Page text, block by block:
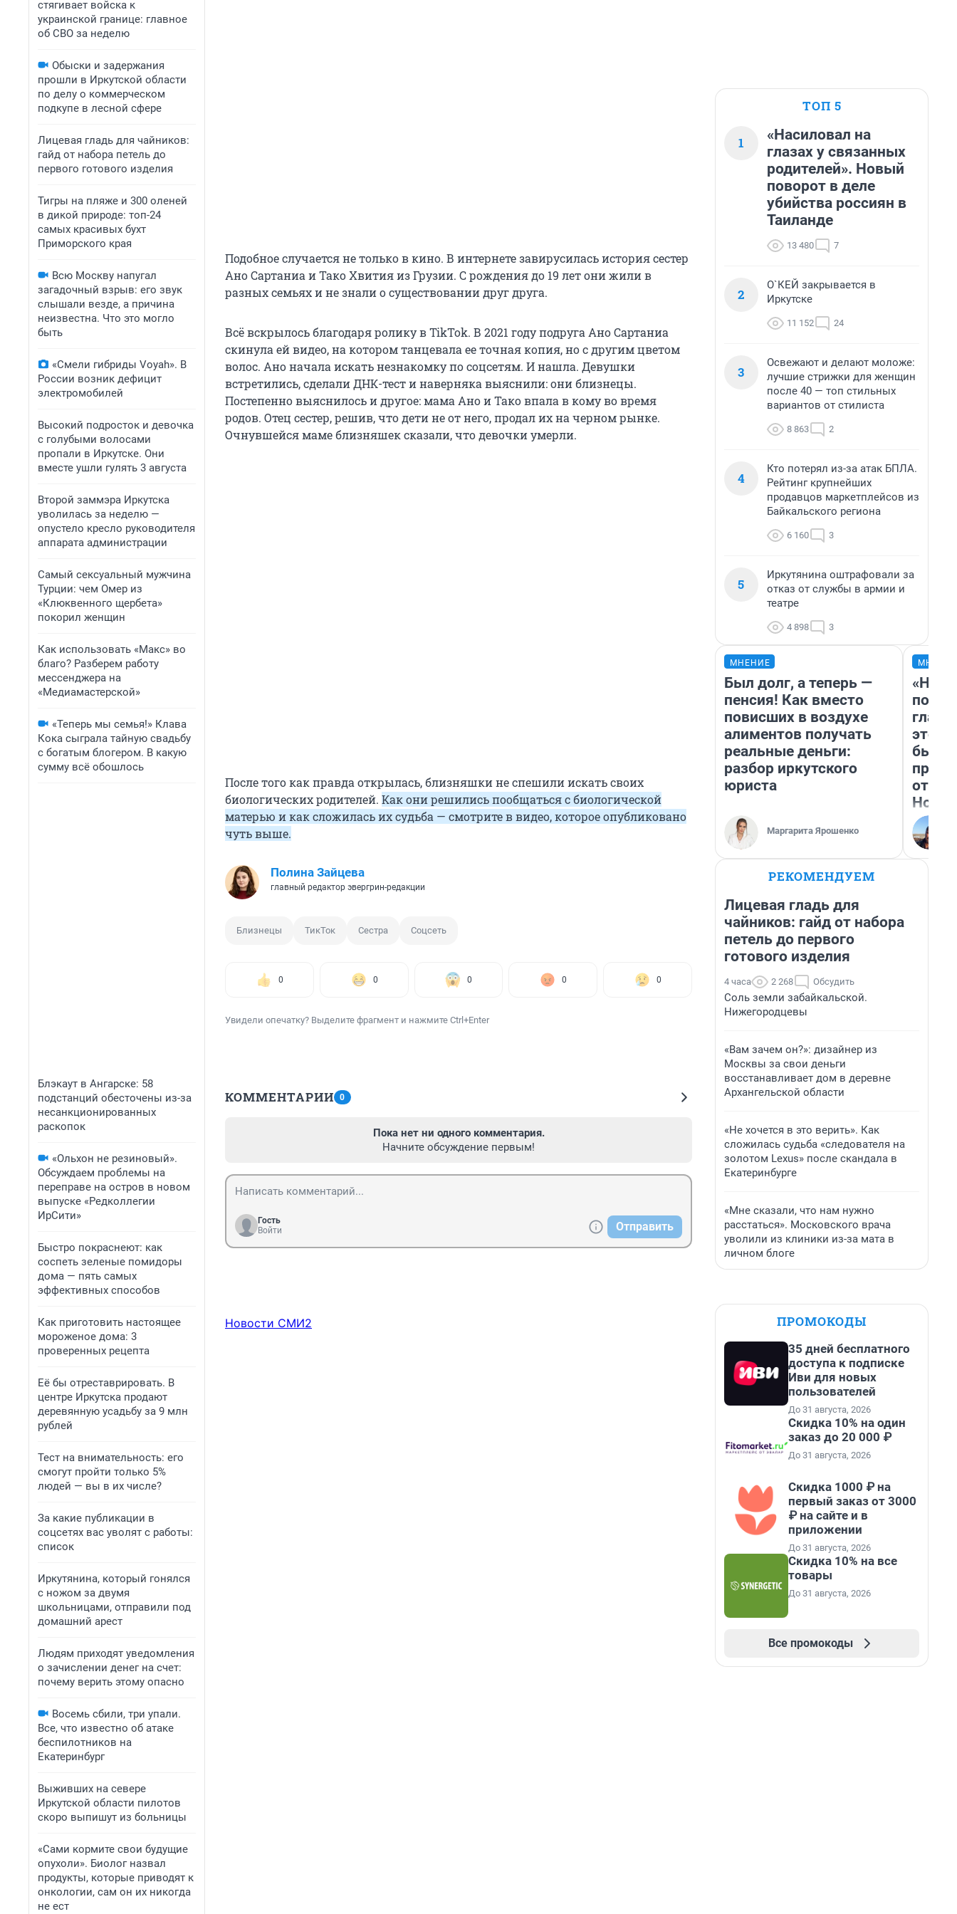
стягивает войска к
украинской границе: главное
об СВО за неделю
Обыски и задержания
прошли в Иркутской области
по делу о коммерческом
подкупе в лесной сфере
Лицевая гладь для чайников:
гайд от набора петель до
первого готового изделия
Тигры на пляже и 300 оленей
в дикой природе: топ-24
самых красивых бухт
Приморского края
Всю Москву напугал
загадочный взрыв: его звук
слышали везде, а причина
неизвестна. Что это могло
быть
«Смели гибриды Voyah». В
России возник дефицит
электромобилей
Высокий подросток и девочка
с голубыми волосами
пропали в Иркутске. Они
вместе ушли гулять 3 августа
Второй заммэра Иркутска
уволилась за неделю —
опустело кресло руководителя
аппарата администрации
Самый сексуальный мужчина
Турции: чем Омер из
«Клюквенного щербета»
покорил женщин
Как использовать «Макс» во
благо? Разберем работу
мессенджера на
«Медиамастерской»
«Теперь мы семья!» Клава
Кока сыграла тайную свадьбу
с богатым блогером. В какую
сумму всё обошлось
Блэкаут в Ангарске: 58
подстанций обесточены из-за
несанкционированных
раскопок
«Ольхон не резиновый».
Обсуждаем проблемы на
переправе на остров в новом
выпуске «Редколлегии
ИрСити»
Быстро покраснеют: как
соспеть зеленые помидоры
дома — пять самых
эффективных способов
Как приготовить настоящее
мороженое дома: 3
проверенных рецепта
Её бы отреставрировать. В
центре Иркутска продают
деревянную усадьбу за 9 млн
рублей
Тест на внимательность: его
смогут пройти только 5%
людей — вы в их числе?
За какие публикации в
соцсетях вас уволят с работы:
список
Иркутянина, который гонялся
с ножом за двумя
школьницами, отправили под
домашний арест
Людям приходят уведомления
о зачислении денег на счет:
почему верить этому опасно
Восемь сбили, три упали.
Все, что известно об атаке
беспилотников на
Екатеринбург
Выживших на севере
Иркутской области пилотов
скоро выпишут из больницы
«Сами кормите свои будущие
опухоли». Биолог назвал
продукты, которые приводят к
онкологии, сам он их никогда
не ест
Подобное случается не только в кино. В интернете завирусилась история сестер
Ано Сартаниа и Тако Хвития из Грузии. С рождения до 19 лет они жили в
разных семьях и не знали о существовании друг друга.
Всё вскрылось благодаря ролику в TikTok. В 2021 году подруга Ано Сартаниа
скинула ей видео, на котором танцевала ее точная копия, но с другим цветом
волос. Ано начала искать незнакомку по соцсетям. И нашла. Девушки
встретились, сделали ДНК-тест и наверняка выяснили: они близнецы.
Постепенно выяснилось и другое: мама Ано и Тако впала в кому во время
родов. Отец сестер, решив, что дети не от него, продал их на черном рынке.
Очнувшейся маме близняшек сказали, что девочки умерли.
После того как правда открылась, близняшки не спешили искать своих
биологических родителей. Как они решились пообщаться с биологической
матерью и как сложилась их судьба — смотрите в видео, которое опубликовано
чуть выше.
Полина Зайцева
главный редактор эвергрин-редакции
Близнецы ТикТок Сестра Соцсеть
0 0 0 0 0
Увидели опечатку? Выделите фрагмент и нажмите Ctrl+Enter
КОММЕНТАРИИ 0
Пока нет ни одного комментария.
Начните обсуждение первым!
Гость
Войти
Отправить
Новости СМИ2
ТОП 5
1
«Насиловал на
глазах у связанных
родителей». Новый
поворот в деле
убийства россиян в
Таиланде
13 480 7
2
О`КЕЙ закрывается в
Иркутске
11 152 24
3
Освежают и делают моложе:
лучшие стрижки для женщин
после 40 — топ стильных
вариантов от стилиста
8 863 2
4
Кто потерял из-за атак БПЛА.
Рейтинг крупнейших
продавцов маркетплейсов из
Байкальского региона
6 160 3
5
Иркутянина оштрафовали за
отказ от службы в армии и
театре
4 898 3
МНЕНИЕ
Был долг, а теперь —
пенсия! Как вместо
повисших в воздухе
алиментов получать
реальные деньги:
разбор иркутского
юриста
Маргарита Ярошенко
этого
бьет
РЕКОМЕНДУЕМ
Лицевая гладь для
чайников: гайд от набора
петель до первого
готового изделия
4 часа 2 268 Обсудить
Соль земли забайкальской.
Нижегородцевы
«Вам зачем он?»: дизайнер из
Москвы за свои деньги
восстанавливает дом в деревне
Архангельской области
«Не хочется в это верить». Как
сложилась судьба «следователя на
золотом Lexus» после скандала в
Екатеринбурге
«Мне сказали, что нам нужно
расстаться». Московского врача
уволили из клиники из-за мата в
личном блоге
ПРОМОКОДЫ
35 дней бесплатного
доступа к подписке
Иви для новых
пользователей
До 31 августа, 2026
Скидка 10% на один
заказ до 20 000 ₽
До 31 августа, 2026
Скидка 1000 ₽ на
первый заказ от 3000
₽ на сайте и в
приложении
До 31 августа, 2026
Скидка 10% на все
товары
До 31 августа, 2026
Все промокоды